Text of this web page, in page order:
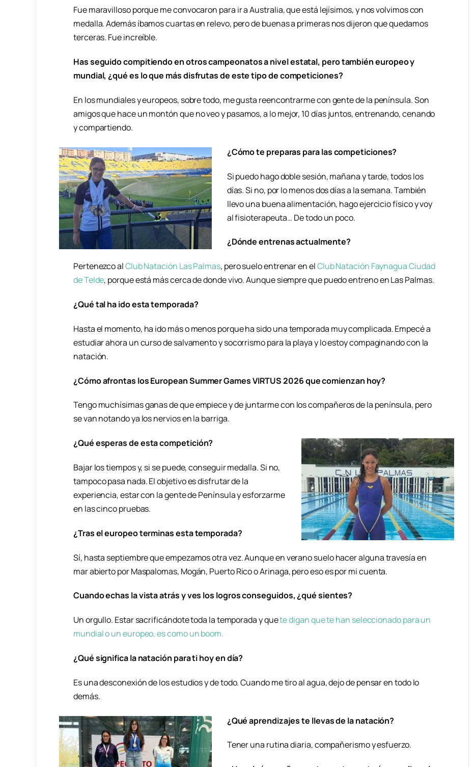
Fue maravilloso porque me convocaron para ir a Australia, que está lejísimos, y nos volvimos con
medalla. Además íbamos cuartas en relevo, pero de buenas a primeras nos dijeron que quedamos
terceras. Fue increíble.
Has seguido compitiendo en otros campeonatos a nivel estatal, pero también europeo y
mundial, ¿qué es lo que más disfrutas de este tipo de competiciones?
En los mundiales y europeos, sobre todo, me gusta reencontrarme con gente de la península. Son
amigos que hace un montón que no veo y pasamos, a lo mejor, 10 días juntos, entrenando, cenando
y compartiendo.
¿Cómo te preparas para las competiciones?
Si puedo hago doble sesión, mañana y tarde, todos los
días. Si no, por lo menos dos días a la semana. También
llevo una buena alimentación, hago ejercicio físico y voy
al fisioterapeuta… De todo un poco.
¿Dónde entrenas actualmente?
Pertenezco alClub Natación Las Palmas, pero suelo entrenar en elClub Natación Faynagua Ciudad
de Telde, porque está más cerca de donde vivo. Aunque siempre que puedo entreno en Las Palmas.
¿Qué tal ha ido esta temporada?
Hasta el momento, ha ido más o menos porque ha sido una temporada muy complicada. Empecé a
estudiar ahora un curso de salvamento y socorrismo para la playa y lo estoy compaginando con la
natación.
¿Cómo afrontas los European Summer Games VIRTUS 2026 que comienzan hoy?
Tengo muchísimas ganas de que empiece y de juntarme con los compañeros de la península, pero
se van notando ya los nervios en la barriga.
¿Qué esperas de esta competición?
Bajar los tiempos y, si se puede, conseguir medalla. Si no,
tampoco pasa nada. El objetivo es disfrutar de la
experiencia, estar con la gente de Península y esforzarme
en las cinco pruebas.
¿Tras el europeo terminas esta temporada?
Sí, hasta septiembre que empezamos otra vez. Aunque en verano suelo hacer alguna travesía en
mar abierto por Maspalomas, Mogán, Puerto Rico o Arinaga, pero eso es por mi cuenta.
Cuando echas la vista atrás y ves los logros conseguidos, ¿qué sientes?
Un orgullo. Estar sacrificándote toda la temporada y quete digan que te han seleccionado para un
mundial o un europeo, es como un boom.
¿Qué significa la natación para ti hoy en día?
Es una desconexión de los estudios y de todo.Cuando me tiro al agua, dejo de pensar en todo lo
demás.
¿Qué aprendizajes te llevas de la natación?
Tener una rutina diaria, compañerismo y esfuerzo.